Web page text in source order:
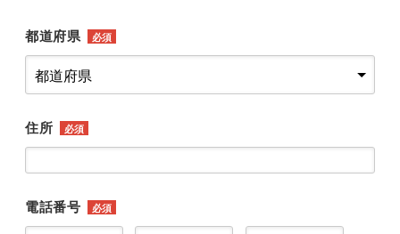
都道府県 必須
住所 必須
電話番号 必須